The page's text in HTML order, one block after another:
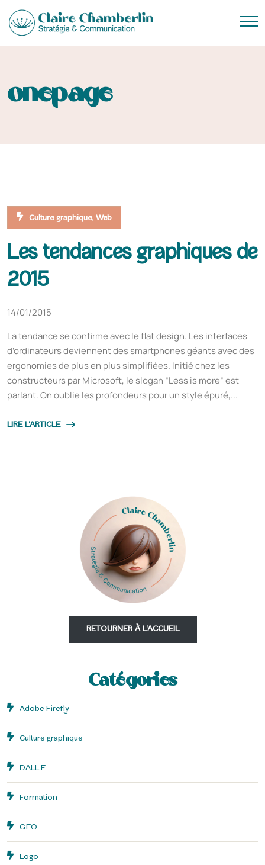
onepage
Culture graphique, Web
Les tendances graphiques de
2015
14/01/2015
La tendance se confirme avec le flat design. Les interfaces
d’ordinateurs deviennent des smartphones géants avec des
ergonomies de plus en plus simplifiées. Initié chez les
constructeurs par Microsoft, le slogan “Less is more” est
parlant. On oublie les profondeurs pour un style épuré,...
LIRE L'ARTICLE
RETOURNER À L'ACCUEIL
Catégories
Adobe Firefly
Culture graphique
DALL.E
Formation
GEO
Logo